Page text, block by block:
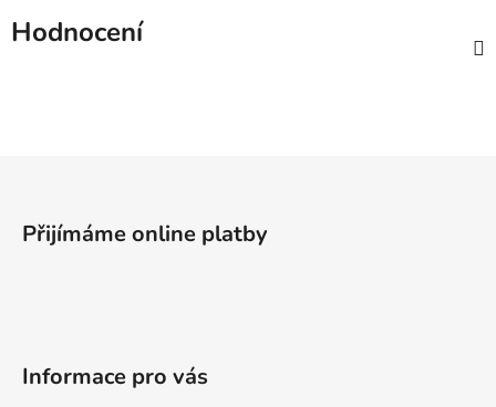
Hodnocení
Přijímáme online platby
Informace pro vás